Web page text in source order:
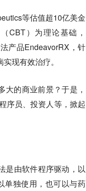
等估值超10亿美金
CBT）为理论基础，
产品EndeavorRX，针
现有效治疗。
的商业前景？于是，
序员、投资人等，掀起
是由软件程序驱动，以
单独使用，也可以与药